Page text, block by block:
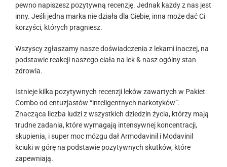
pewno napiszesz pozytywną recenzję. Jednak każdy z nas jest
inny. Jeśli jedna marka nie działa dla Ciebie, inna może dać Ci
korzyści, których pragniesz.
Wszyscy zgłaszamy nasze doświadczenia z lekami inaczej, na
podstawie reakcji naszego ciała na lek & nasz ogólny stan
zdrowia.
Istnieje kilka pozytywnych recenzji leków zawartych w Pakiet
Combo od entuzjastów “inteligentnych narkotyków”.
Znacząca liczba ludzi z wszystkich dziedzin życia, którzy mają
trudne zadania, które wymagają intensywnej koncentracji,
skupienia, i super moc mózgu dał Armodavinil i Modavinil
kciuki w górę na podstawie pozytywnych skutków, które
zapewniają.